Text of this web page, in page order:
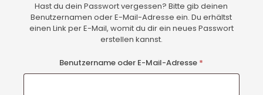
Hast du dein Passwort vergessen? Bitte gib deinen
Benutzernamen oder E-Mail-Adresse ein. Du erhältst
einen Link per E-Mail, womit du dir ein neues Passwort
erstellen kannst.
Benutzername oder E-Mail-Adresse *